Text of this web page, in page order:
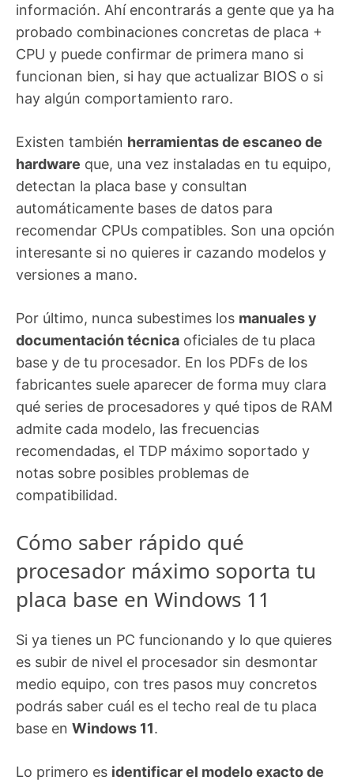
información. Ahí encontrarás a gente que ya ha
probado combinaciones concretas de placa +
CPU y puede confirmar de primera mano si
funcionan bien, si hay que actualizar BIOS o si
hay algún comportamiento raro.
Existen también herramientas de escaneo de
hardware que, una vez instaladas en tu equipo,
detectan la placa base y consultan
automáticamente bases de datos para
recomendar CPUs compatibles. Son una opción
interesante si no quieres ir cazando modelos y
versiones a mano.
Por último, nunca subestimes los manuales y
documentación técnica oficiales de tu placa
base y de tu procesador. En los PDFs de los
fabricantes suele aparecer de forma muy clara
qué series de procesadores y qué tipos de RAM
admite cada modelo, las frecuencias
recomendadas, el TDP máximo soportado y
notas sobre posibles problemas de
compatibilidad.
Cómo saber rápido qué
procesador máximo soporta tu
placa base en Windows 11
Si ya tienes un PC funcionando y lo que quieres
es subir de nivel el procesador sin desmontar
medio equipo, con tres pasos muy concretos
podrás saber cuál es el techo real de tu placa
base en Windows 11.
Lo primero es identificar el modelo exacto de